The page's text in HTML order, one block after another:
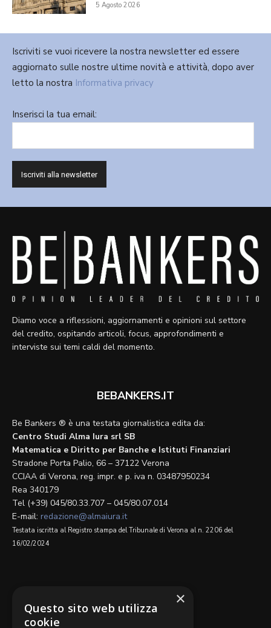
5 Agosto 2026
Iscriviti se vuoi ricevere la nostra newsletter ed essere
aggiornato sulle nostre ultime novità e attività, dopo aver
letto la nostra Informativa privacy
Inserisci la tua email:
Diamo voce a riflessioni, aggiornamenti e opinioni sul settore
del credito, ospitando articoli, focus, approfondimenti e
interviste sui temi caldi del momento.
BEBANKERS.IT
Be Bankers ® è una testata giornalistica edita da:
Centro Studi Alma Iura srl SB
Matematica e Diritto per Banche e Istituti Finanziari
Stradone Porta Palio, 66 – 37122 Verona
CCIAA di Verona, reg. impr. e p. iva n. 03487950234
Rea 340179
Tel (+39) 045/80.33.707 – 045/80.07.014
E-mail: redazione@almaiura.it
Testata iscritta al Registro stampa del Tribunale di Verona al n. 2206 del
16/02/2024
×
Questo sito web utilizza
cookie